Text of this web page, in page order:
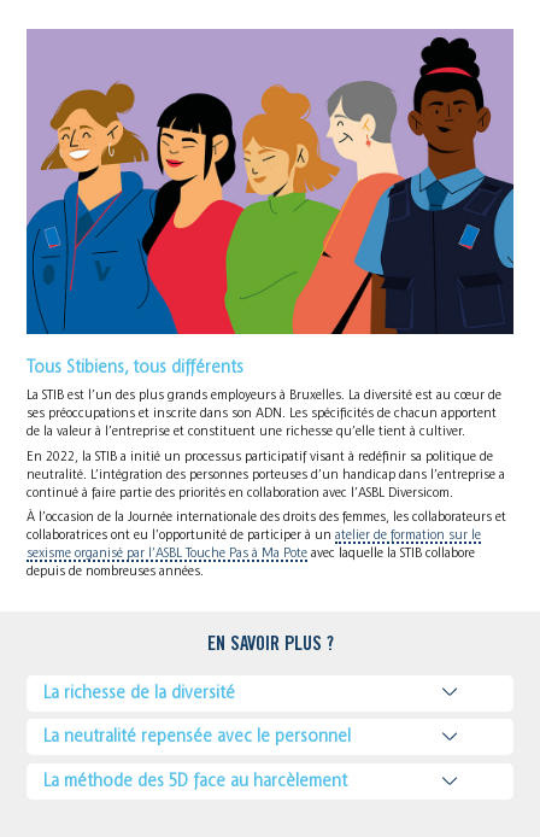
Tous Stibiens, tous différents
La STIB est l’un des plus grands employeurs à Bruxelles. La diversité est au cœur de
ses préoccupations et inscrite dans son ADN. Les spécificités de chacun apportent
de la valeur à l’entreprise et constituent une richesse qu’elle tient à cultiver.
En 2022, la STIB a initié un processus participatif visant à redéfinir sa politique de
neutralité. L’intégration des personnes porteuses d’un handicap dans l’entreprise a
continué à faire partie des priorités en collaboration avec l’ASBL Diversicom.
À l’occasion de la Journée internationale des droits des femmes, les collaborateurs et
collaboratrices ont eu l’opportunité de participer à unatelier de formation sur le
sexisme organisé par l’ASBL Touche Pas à Ma Pote avec laquelle la STIB collabore
depuis de nombreuses années.
EN SAVOIR PLUS ?
La richesse de la diversité
La neutralité repensée avec le personnel
La méthode des 5D face au harcèlement